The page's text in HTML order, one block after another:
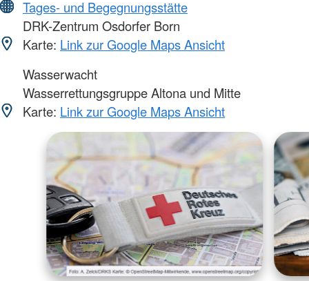
Tages- und Begegnungsstätte
DRK-Zentrum Osdorfer Born
Karte: Link zur Google Maps Ansicht
Wasserwacht
Wasserrettungsgruppe Altona und Mitte
Karte: Link zur Google Maps Ansicht